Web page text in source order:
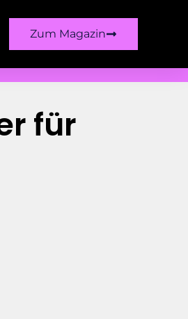
Zum Magazin
für